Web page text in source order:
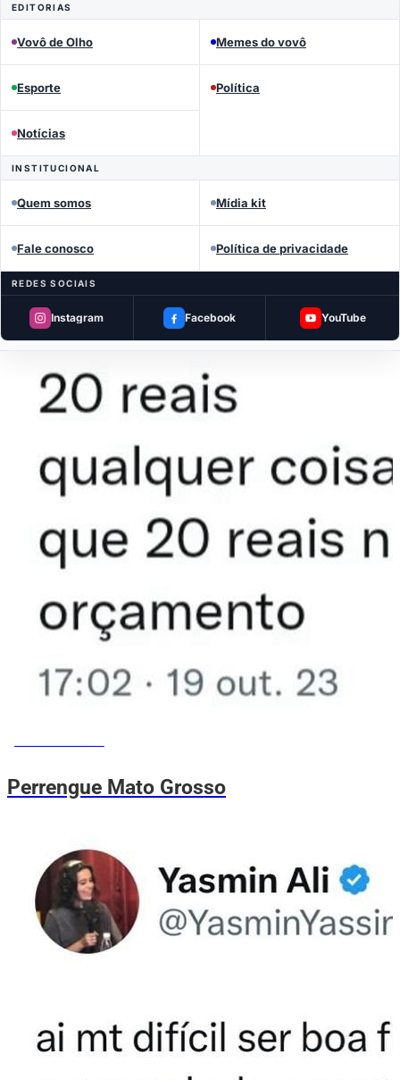
EDITORIAS
Vovô de Olho Memes do vovô
Esporte Política
Notícias
INSTITUCIONAL
Quem somos Mídia kit
Fale conosco Política de privacidade
REDES SOCIAIS
Instagram Facebook YouTube
Perrengue Mato Grosso